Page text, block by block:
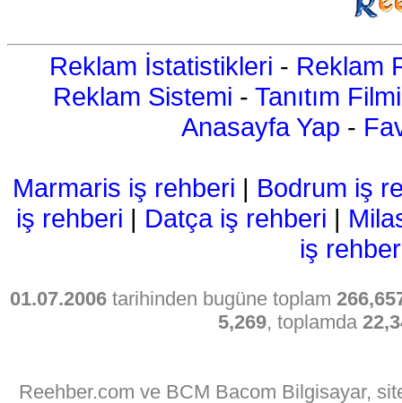
Reklam İstatistikleri - Reklam
Reklam Sistemi - Tanıtım Filmi
Anasayfa Yap -
Marmaris iş rehberi | Bodrum iş
iş rehberi | Datça iş rehberi |
iş
01.07.2006 tarihinden bugüne toplam
5,269, toplamda
Reehber.com ve BCM Bacom Bilgisayar,